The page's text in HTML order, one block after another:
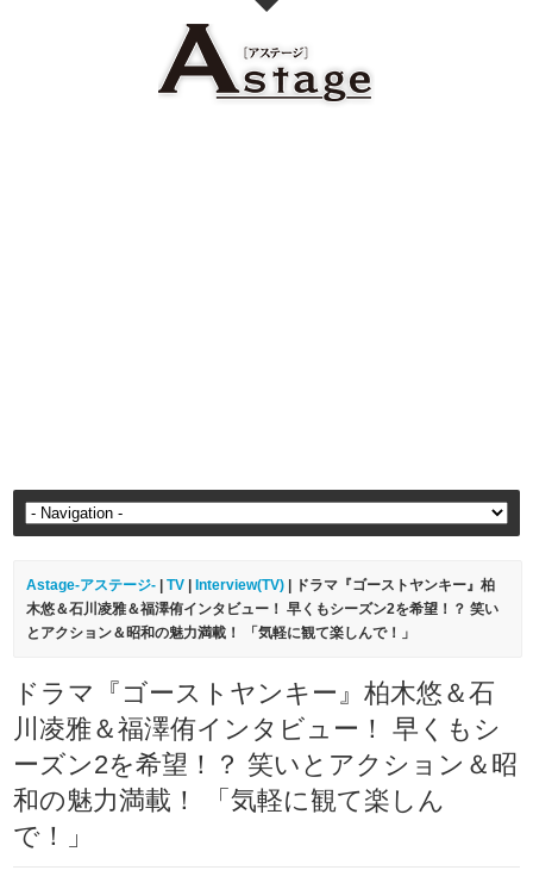
Astage-アステージ- |TV Interview(TV) | ドラマ『ゴーストヤンキー』柏
木悠＆石川凌雅＆福澤侑インタビュー！ 早くもシーズン2を希望！？ 笑い
とアクション＆昭和の魅力満載！ 「気軽に観て楽しんで！」
ドラマ『ゴーストヤンキー』柏木悠＆石
川凌雅＆福澤侑インタビュー！ 早くもシ
ーズン2を希望！？ 笑いとアクション＆昭
和の魅力満載！ 「気軽に観て楽しん
で！」